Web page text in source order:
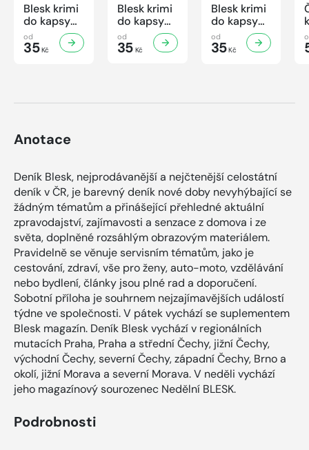
Blesk krimi
do kapsy
č.7/2026
od
35Kč
Blesk krimi
do kapsy
č.6/2026
od
35Kč
Blesk krimi
do kapsy
č.5/2026
od
35Kč
Anotace
Deník Blesk, nejprodávanější a nejčtenější celostátní
deník v ČR, je barevný deník nové doby nevyhýbající se
žádným tématům a přinášející přehledné aktuální
zpravodajství, zajímavosti a senzace z domova i ze
světa, doplněné rozsáhlým obrazovým materiálem.
Pravidelně se věnuje servisním tématům, jako je
cestování, zdraví, vše pro ženy, auto-moto, vzdělávání
nebo bydlení, články jsou plné rad a doporučení.
Sobotní příloha je souhrnem nejzajímavějších událostí
týdne ve společnosti. V pátek vychází se suplementem
Blesk magazín. Deník Blesk vychází v regionálních
mutacích Praha, Praha a střední Čechy, jižní Čechy,
východní Čechy, severní Čechy, západní Čechy, Brno a
okolí, jižní Morava a severní Morava. V neděli vychází
jeho magazínový sourozenec Nedělní BLESK.
Podrobnosti